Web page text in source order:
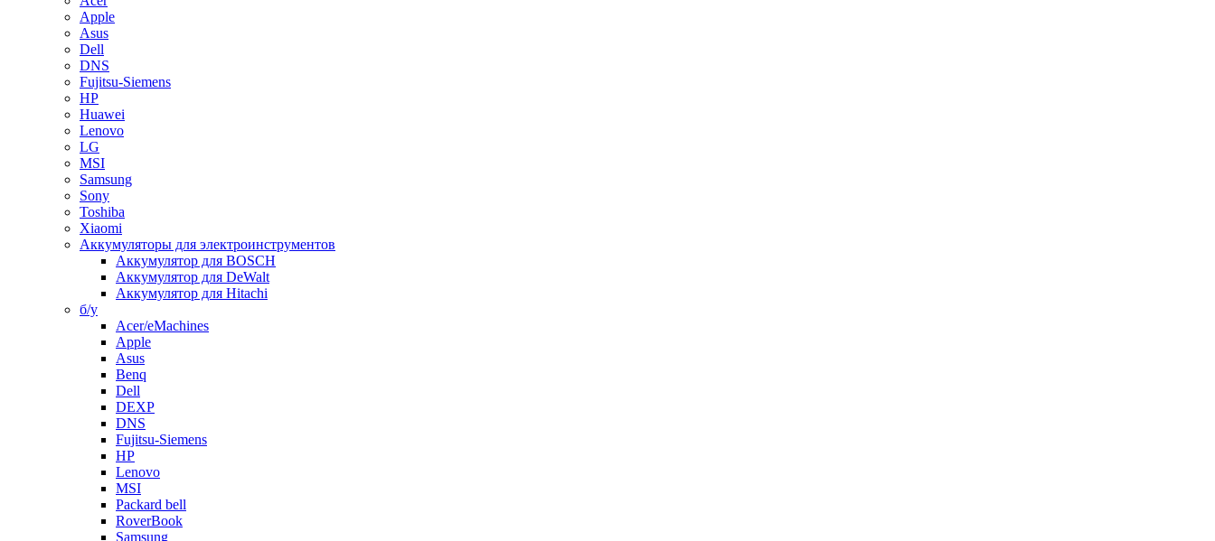
Apple
Asus
Dell
DNS
Fujitsu-Siemens
HP
Huawei
Lenovo
LG
MSI
Samsung
Sony
Toshiba
Xiaomi
Аккумуляторы для электроинструментов
Аккумулятор для BOSCH
Аккумулятор для DeWalt
Аккумулятор для Hitachi
б/у
Acer/eMachines
Apple
Asus
Benq
Dell
DEXP
DNS
Fujitsu-Siemens
HP
Lenovo
MSI
Packard bell
RoverBook
Samsung